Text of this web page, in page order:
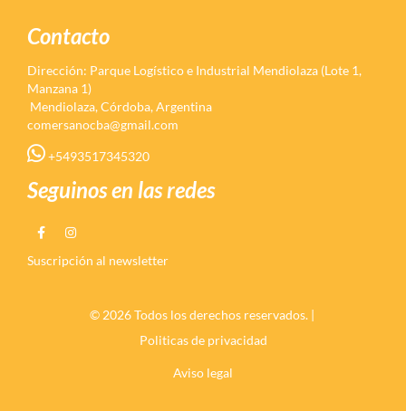
Contacto
Dirección: Parque Logístico e Industrial Mendiolaza (Lote 1,
Manzana 1)
Mendiolaza, Córdoba, Argentina
comersanocba@gmail.com
+5493517345320
Seguinos en las redes
Suscripción al newsletter
© 2026 Todos los derechos reservados. |
Politicas de privacidad
Aviso legal